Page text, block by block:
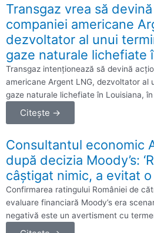
Transgaz vrea să
companiei americane
dezvoltator al unui
gaze naturale lichefiate
Transgaz intenţionează să devină
americane Argent LNG, dezvoltator al
gaze naturale lichefiate în Louisiana,
Citește →
Consultantul economic
după decizia Moody’s:
câştigat nimic, a evitat o
Confirmarea ratingului României de
evaluare financiară Moody’s era
negativă este un avertisment cu